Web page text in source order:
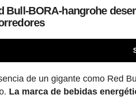
Bull-BORA-hangrohe
de un gigante como Red
La marca de bebidas